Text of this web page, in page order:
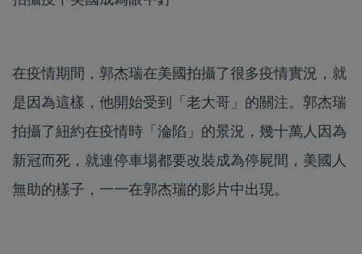
在疫情期間，郭杰瑞在美國拍攝了很多疫情實況，就
是因為這樣，他開始受到「老大哥」的關注。郭杰瑞
拍攝了紐約在疫情時「淪陷」的景況，幾十萬人因為
新冠而死，就連停車場都要改裝成為停屍間，美國人
無助的樣子，一一在郭杰瑞的影片中出現。